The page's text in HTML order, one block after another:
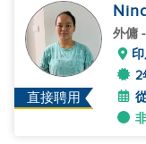
直接聘用
外傭
2